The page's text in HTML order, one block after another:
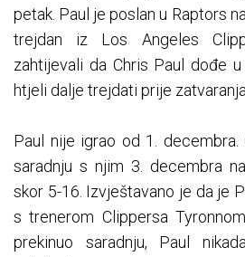
petak. Paul je poslan u Raptors
trejdan iz Los Angeles
zahtijevali da Chris Paul dođe
htjeli dalje trejdati prije
Paul nije igrao od 1. decembra.
saradnju s njim 3. decembra
skor 5-16. Izvještavano je da je
s trenerom Clippersa
prekinuo saradnju, Paul